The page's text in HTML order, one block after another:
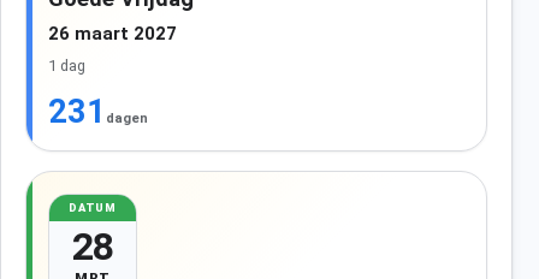
26 maart 2027
1 dag
231 dagen
DATUM
28